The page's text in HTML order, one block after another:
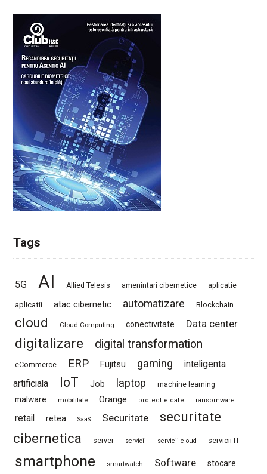
Tags
5G AI Allied Telesis amenintari cibernetice aplicatie
aplicatii atac cibernetic automatizare Blockchain
cloud Cloud Computing conectivitate Data center
digitalizare digital transformation
eCommerce ERP Fujitsu gaming
inteligenta
artificiala
IoT Job laptop machine learning
malware mobilitate Orange protectie date ransomware
retail retea SaaS Securitate
securitate
cibernetica
server servicii servicii cloud servicii IT
smartphone smartwatch Software stocare